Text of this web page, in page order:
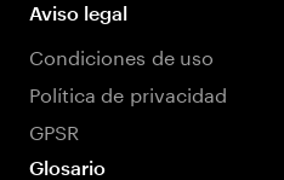
Aviso legal
Condiciones de uso
Política de privacidad
GPSR
Glosario